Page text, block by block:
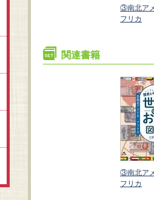
③南北ア
フリカ
関連書籍
③南北ア
フリカ